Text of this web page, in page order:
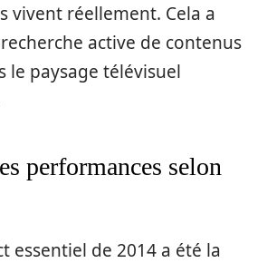
vivent réellement. Cela a
active de contenus
le paysage télévisuel
performances selon
essentiel de 2014 a été la